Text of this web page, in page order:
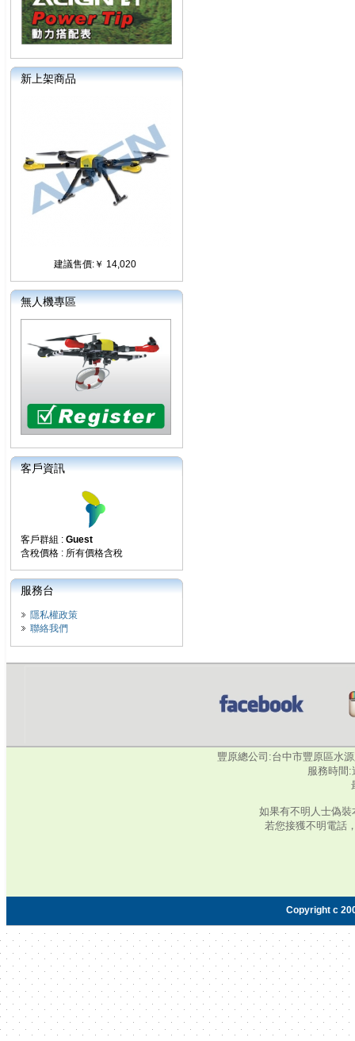
新上架商品
建議售價:￥ 14,020
無人機專區
客戶資訊
客戶群組 : Guest
含稅價格 : 所有價格含稅
服務台
隱私權政策
聯絡我們
豐原總公司:台中市豐原區水
服務時間:
如果有不明人士偽
若您接獲不明電話
Copyright c